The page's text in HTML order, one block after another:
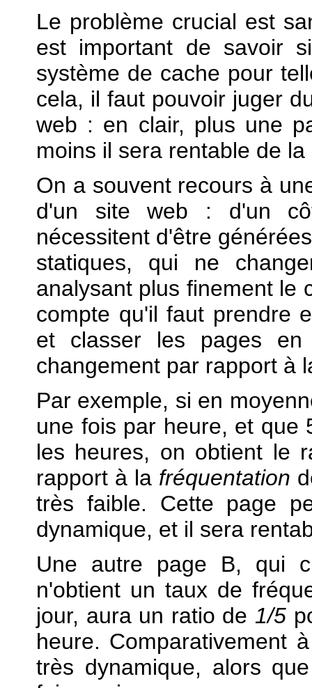
Le problème crucial est
est important de savoir
système de cache pour
cela, il faut pouvoir juger
web : en clair, plus une
moins il sera rentable de
On a souvent recours à
d'un site web : d'un
nécessitent d'être
statiques, qui ne
analysant plus finement le
compte qu'il faut prendre
et classer les pages
changement par rapport à
Par exemple, si en
une fois par heure, et que
les heures, on obtient le
rapport à la fréquentation
très faible. Cette page
dynamique, et il sera
Une autre page B, qui
n'obtient un taux de
jour, aura un ratio de 1/5
heure. Comparativement
très dynamique, alors